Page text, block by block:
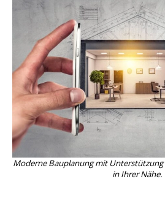
Moderne Bauplanung mit
in Ihrer Nähe.